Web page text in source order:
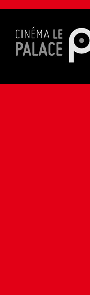
les
articles
entre
les
articles